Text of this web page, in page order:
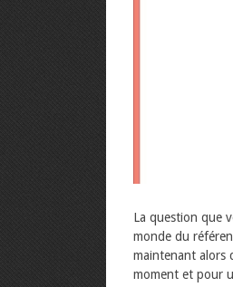
La question que
monde du
maintenant alors
moment et pour